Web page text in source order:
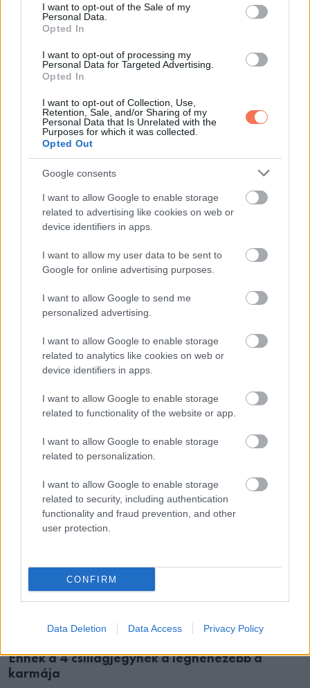
consent section.
I want to opt-out of the Sale of my
Personal Data.
Opted In
I want to opt-out of processing my
Personal Data for Targeted Advertising.
Opted In
I want to opt-out of Collection, Use,
Retention, Sale, and/or Sharing of my
Personal Data that Is Unrelated with the
Purposes for which it was collected.
Opted Out
Google consents
I want to allow Google to enable storage
related to advertising like cookies on web or
device identifiers in apps.
I want to allow my user data to be sent to
Google for online advertising purposes.
I want to allow Google to send me
personalized advertising.
I want to allow Google to enable storage
related to analytics like cookies on web or
device identifiers in apps.
I want to allow Google to enable storage
related to functionality of the website or app.
I want to allow Google to enable storage
related to personalization.
I want to allow Google to enable storage
related to security, including authentication
functionality and fraud prevention, and other
user protection.
CONFIRM
Data Deletion Data Access Privacy Policy
ELŐZŐ POSZT
VICC: A házaspár elmegy revüt nézni.
Látják, hogy a legszebb nők levetkőznek
Rex első gazdájából marhatenyésztő lett:
tiroli birtokán él és 63 éves korára teljesen
sármos!
További bejegyzések
HOROSZKÓP
Ennek a 4 csillagjegynek a legnehezebb a
karmája